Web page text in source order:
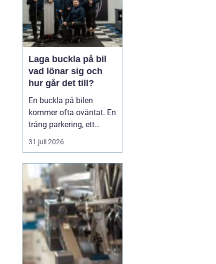
Laga buckla på bil
vad lönar sig och
hur går det till?
En buckla på bilen
kommer ofta oväntat. En
trång parkering, ett
dörruppslag utanför
mataffären eller ett
Många blir osäkra direkt:
ska man anmäla till
försäkringen, åka till en
plåtverkstad eller går det
att fixa snabbt och smi...
31 juli 2026